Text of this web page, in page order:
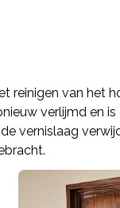
reinigen van het
verlijmd en
vernislaag